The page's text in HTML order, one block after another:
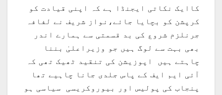
کاایک نکاتی ایجنڈا ہے کہ اپنی قیادت کو
کرپشن کو بچایا جائے،نواز شریف نے لفافہ
جرنلزم شروع کی بد قسمتی سے ہمارے اندر
بھی بہت سے لوگ ہیں جو وزیراعلیٰ بننا
چاہتے ہیں اپوزیشن کی تنقید ٹھیک تھی کہ
آئی ایم ایف کے پاس جلدی جانا چاہیے تھا
پنجاب کی پولیس اور بیوروکریسی سیاسی ہو